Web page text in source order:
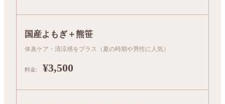
国産よもぎ＋熊笹
体臭ケア・清涼感をプラス（夏の時期や男性に人気）
¥3,500